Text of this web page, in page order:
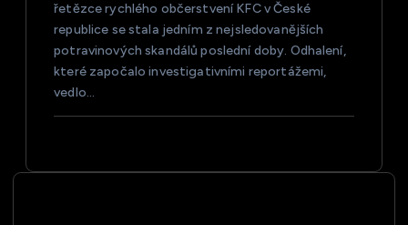
řetězce rychlého občerstvení KFC v České
republice se stala jedním z nejsledovanějších
potravinových skandálů poslední doby. Odhalení,
které započalo investigativními reportážemi,
vedlo…